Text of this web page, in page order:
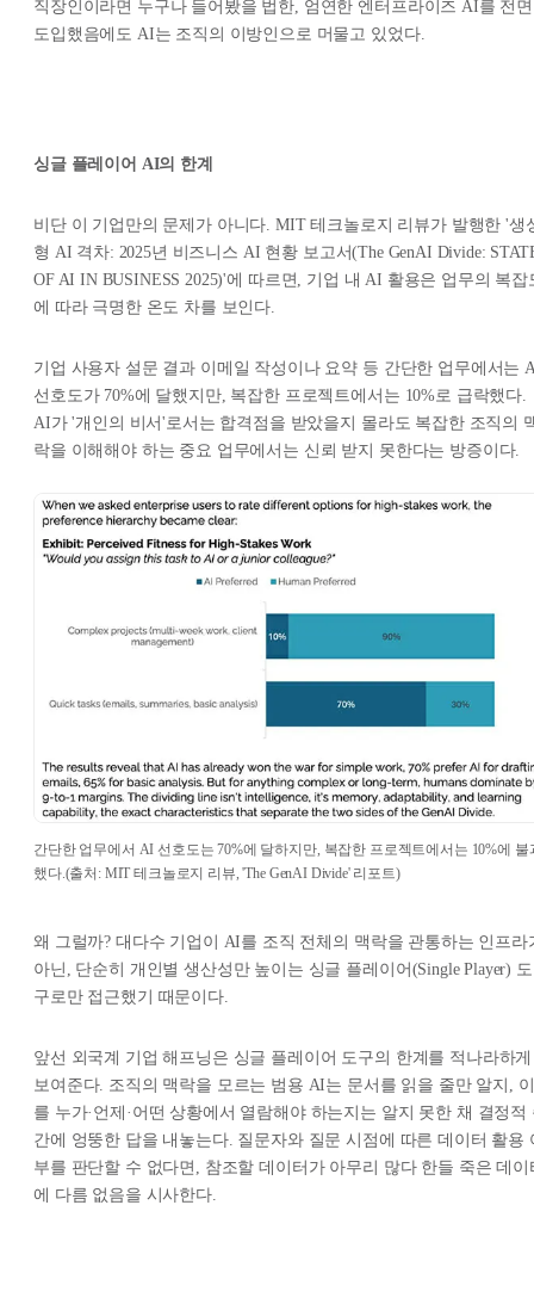
직장인이라면 누구나 들어봤을 법한, 엄연한 엔터프라이즈 AI를 전면
도입했음에도 AI는 조직의 이방인으로 머물고 있었다.
싱글 플레이어 AI의 한계
비단 이 기업만의 문제가 아니다. MIT 테크놀로지 리뷰가 발행한 '생
형 AI 격차: 2025년 비즈니스 AI 현황 보고서(The GenAI Divide:
OF AI IN BUSINESS 2025)'에 따르면, 기업 내 AI 활용은 업무의 복잡
에 따라 극명한 온도 차를 보인다.
기업 사용자 설문 결과 이메일 작성이나 요약 등 간단한 업무에서는
선호도가 70%에 달했지만, 복잡한 프로젝트에서는 10%로 급락했다.
AI가 '개인의 비서'로서는 합격점을 받았을지 몰라도 복잡한 조직의
락을 이해해야 하는 중요 업무에서는 신뢰 받지 못한다는 방증이다.
간단한 업무에서 AI 선호도는 70%에 달하지만, 복잡한 프로젝트에서는 10%에 불
했다.(출처: MIT 테크놀로지 리뷰, 'The GenAI Divide' 리포트)
왜 그럴까? 대다수 기업이 AI를 조직 전체의 맥락을 관통하는 인프라
아닌, 단순히 개인별 생산성만 높이는 싱글 플레이어(Single Player) 도
구로만 접근했기 때문이다.
앞선 외국계 기업 해프닝은 싱글 플레이어 도구의 한계를 적나라하게
보여준다. 조직의 맥락을 모르는 범용 AI는 문서를 읽을 줄만 알지, 이
를 누가·언제·어떤 상황에서 열람해야 하는지는 알지 못한 채 결정적
간에 엉뚱한 답을 내놓는다. 질문자와 질문 시점에 따른 데이터 활용
부를 판단할 수 없다면, 참조할 데이터가 아무리 많다 한들 죽은 데이
에 다름 없음을 시사한다.